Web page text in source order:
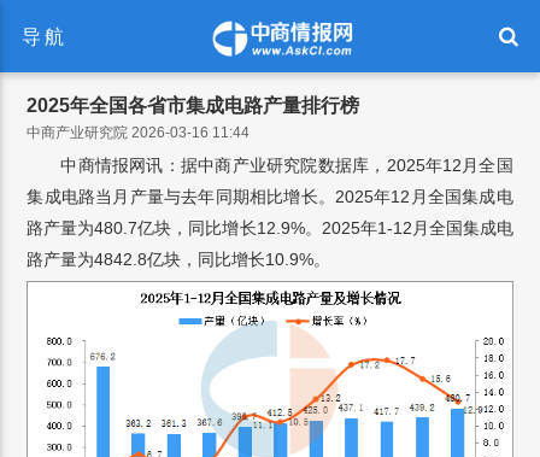
导航
2025年全国各省市集成电路产量排行榜
中商产业研究院 2026-03-16 11:44
中商情报网讯：据中商产业研究院数据库，2025年12月全国
集成电路当月产量与去年同期相比增长。2025年12月全国集成电
路产量为480.7亿块，同比增长12.9%。2025年1-12月全国集成电
路产量为4842.8亿块，同比增长10.9%。